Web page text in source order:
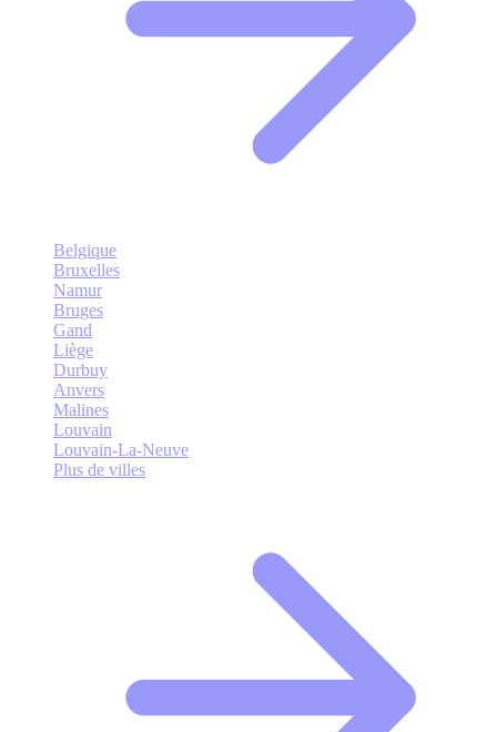
Belgique
Bruxelles
Namur
Bruges
Gand
Liège
Durbuy
Anvers
Malines
Louvain
Louvain-La-Neuve
Plus de villes